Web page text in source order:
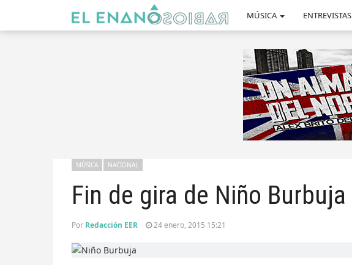
MÚSICA ENTREVISTAS
Fin de gira de Niño Burbuja
MÚSICA NACIONAL
Por Redacción EER 24 enero, 2015 15:21